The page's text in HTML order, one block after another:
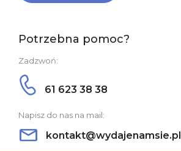
Potrzebna pomoc?
Zadzwoń:
61 623 38 38
Napisz do nas na mail:
kontakt@wydajenamsie.pl